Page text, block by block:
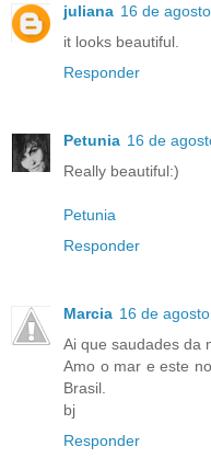
juliana 16 de
it looks beautiful.
Responder
Petunia 16 de
Really beautiful:)
Petunia
Responder
Marcia 16 de
Ai que saudades da
Amo o mar e este
Brasil.
bj
Responder